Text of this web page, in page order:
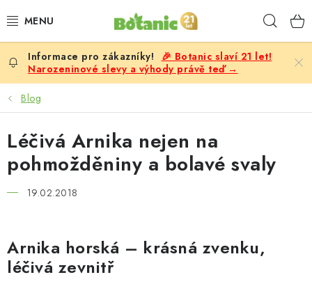
na
PREMIUM
DOPLŇKY STRAVY
CÍLE
POTRAVINY, NÁPOJE
BESTSELLERY
ŽENY
🎉 Botanic slaví 21 let!
Narozeninové slevy a výhody právě teď →
Blog
Léčivá Arnika nejen na
pohmožděniny a bolavé svaly
19.02.2018
Arnika horská – krásná zvenku,
léčivá zevnitř